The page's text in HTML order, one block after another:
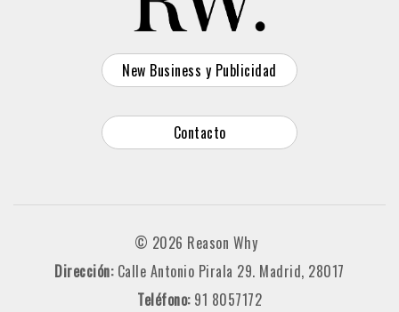
New Business y Publicidad
Contacto
© 2026 Reason Why
Dirección: Calle Antonio Pirala 29. Madrid, 28017
Teléfono: 91 8057172